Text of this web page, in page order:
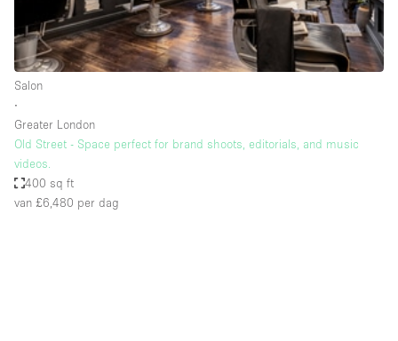
Salon
Unieke ruimte
Vrachtwagen
Winkel delen
Winkelruimte in winkelcentrum
Salon
∙
Greater London
Old Street - Space perfect for brand shoots, editorials, and music
videos.
400 sq ft
van £6,480 per dag